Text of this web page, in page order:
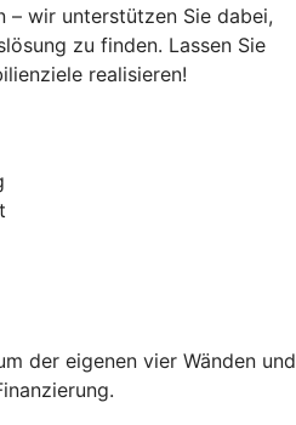
– wir unterstützen Sie dabei,
zu finden. Lassen Sie
realisieren!
der eigenen vier Wänden und